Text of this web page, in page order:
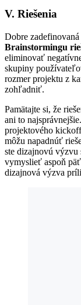
V. Riešenia
Dobre
Brainstormingu
eliminovať
skupiny
rozmer projektu z
zohľadniť.
Pamätajte si, že
ani to
projektového
môžu napadnúť
ste dizajnovú
vymyslieť aspoň
dizajnová výzva